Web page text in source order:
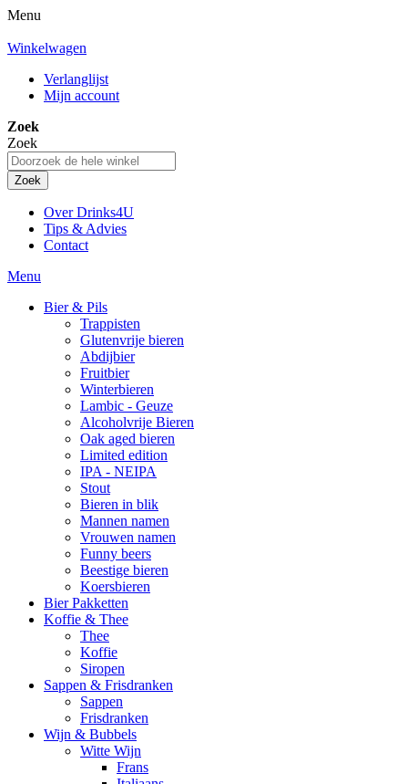
Menu
Winkelwagen
Verlanglijst
Mijn account
Zoek
Zoek
Zoek
Over Drinks4U
Tips & Advies
Contact
Menu
Bier & Pils
Trappisten
Glutenvrije bieren
Abdijbier
Fruitbier
Winterbieren
Lambic - Geuze
Alcoholvrije Bieren
Oak aged bieren
Limited edition
IPA - NEIPA
Stout
Bieren in blik
Mannen namen
Vrouwen namen
Funny beers
Beestige bieren
Koersbieren
Bier Pakketten
Koffie & Thee
Thee
Koffie
Siropen
Sappen & Frisdranken
Sappen
Frisdranken
Wijn & Bubbels
Witte Wijn
Frans